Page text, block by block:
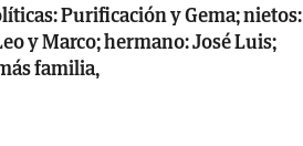
Purificación y Gema; nietos:
y Marco; hermano: José Luis;
familia,